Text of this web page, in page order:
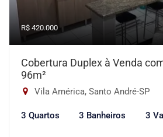
R$ 420.000
Cobertura Duplex à Venda
96m²
Vila América, Santo André-SP
3 Quartos 3 Banheiros 3